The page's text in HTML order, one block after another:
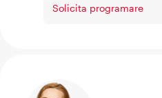
Solicita programare